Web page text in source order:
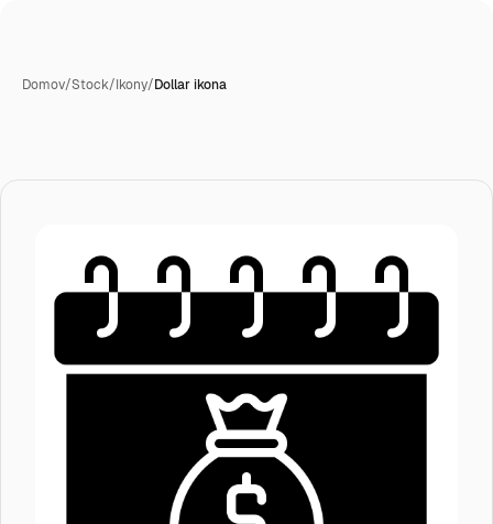
Domov/Stock/Ikony/Dollar ikona